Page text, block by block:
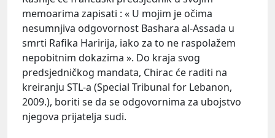
memoarima zapisati : « U mojim je očima
nesumnjiva odgovornost Bashara al-Assada u
smrti Rafika Haririja, iako za to ne raspolažem
nepobitnim dokazima ». Do kraja svog
predsjedničkog mandata, Chirac će raditi na
kreiranju STL-a (Special Tribunal for Lebanon,
2009.), boriti se da se odgovornima za ubojstvo
njegova prijatelja sudi.